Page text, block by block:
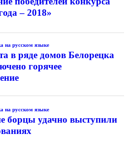
– 2018»
на русском языке
в ряде домов Белорецка
горячее
на русском языке
борцы удачно выступили